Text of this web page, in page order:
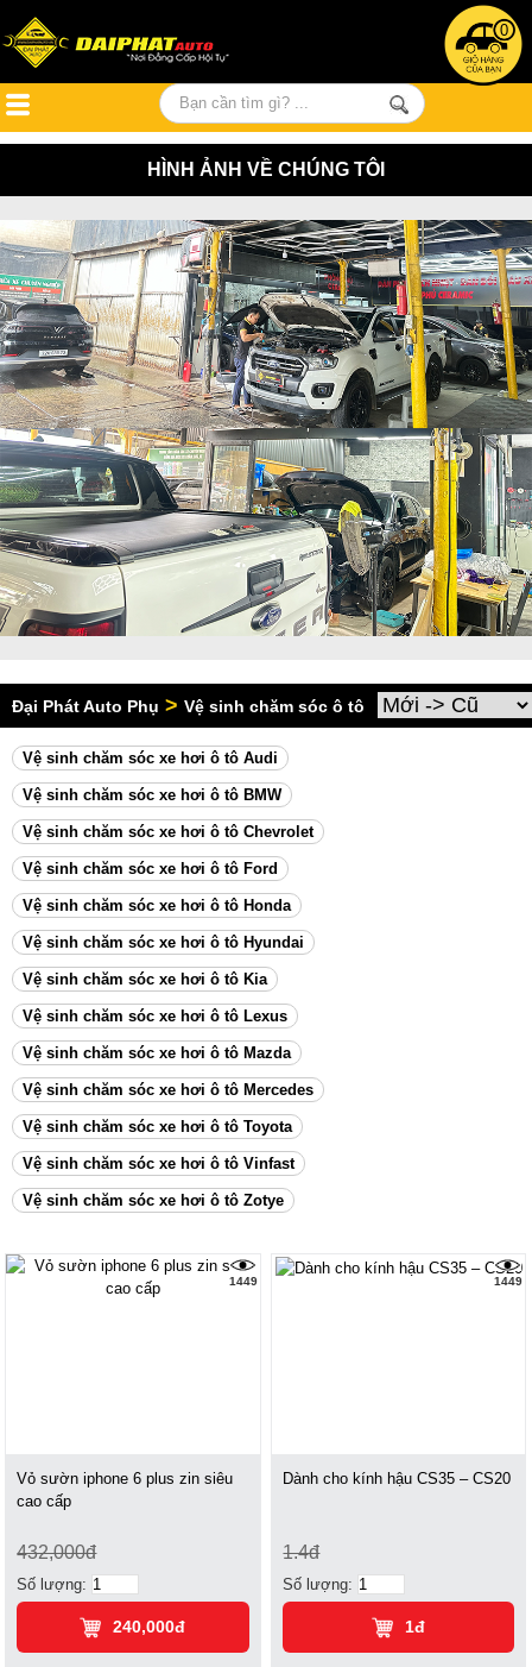
0
HÌNH ẢNH VỀ CHÚNG TÔI
Đại Phát Auto Phụ > Vệ sinh chăm sóc ô tô
Vệ sinh chăm sóc xe hơi ô tô Audi
Vệ sinh chăm sóc xe hơi ô tô BMW
Vệ sinh chăm sóc xe hơi ô tô Chevrolet
Vệ sinh chăm sóc xe hơi ô tô Ford
Vệ sinh chăm sóc xe hơi ô tô Honda
Vệ sinh chăm sóc xe hơi ô tô Hyundai
Vệ sinh chăm sóc xe hơi ô tô Kia
Vệ sinh chăm sóc xe hơi ô tô Lexus
Vệ sinh chăm sóc xe hơi ô tô Mazda
Vệ sinh chăm sóc xe hơi ô tô Mercedes
Vệ sinh chăm sóc xe hơi ô tô Toyota
Vệ sinh chăm sóc xe hơi ô tô Vinfast
Vệ sinh chăm sóc xe hơi ô tô Zotye
1449
Vỏ sườn iphone 6 plus zin siêu
cao cấp
432,000đ
Số lượng:
240,000đ
1449
Dành cho kính hậu CS35 – CS20
1.4đ
Số lượng:
1đ